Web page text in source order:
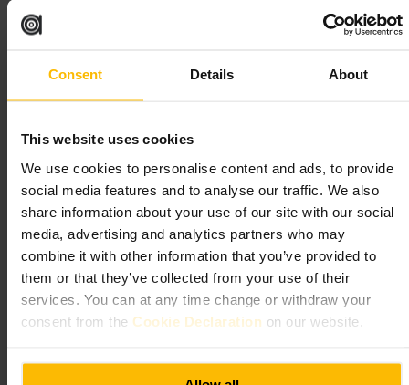
Consent Details About
This website uses cookies
We use cookies to personalise content and ads, to provide
social media features and to analyse our traffic. We also
share information about your use of our site with our social
media, advertising and analytics partners who may
combine it with other information that you’ve provided to
them or that they’ve collected from your use of their
services. You can at any time change or withdraw your
consent from the Cookie Declaration on our website.
dividere i piatti, le porzioni principali possono essere moderate.
Ristorazione e bevande•Bar
4,5
4
Immagine /Bōkan 38 Bar
“Un bar moderno nel cuore finanziario di
Londra.”